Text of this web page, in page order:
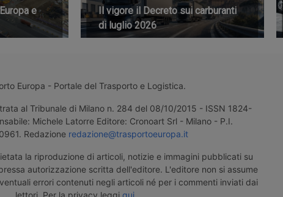
e
Il vigore il Decreto sui carburanti
di luglio 2026
Europa - Portale del Trasporto e Logistica.
al Tribunale di Milano n. 284 del 08/10/2015 - ISSN 1824-
Michele Latorre Editore: Cronoart Srl - Milano - P.I.
Redazione redazione@trasportoeuropa.it
la riproduzione di articoli, notizie e immagini pubblicati su
autorizzazione scritta dell'editore. L'editore non si assume
errori contenuti negli articoli né per i commenti inviati dai
lettori. Per la privacy leggi qui